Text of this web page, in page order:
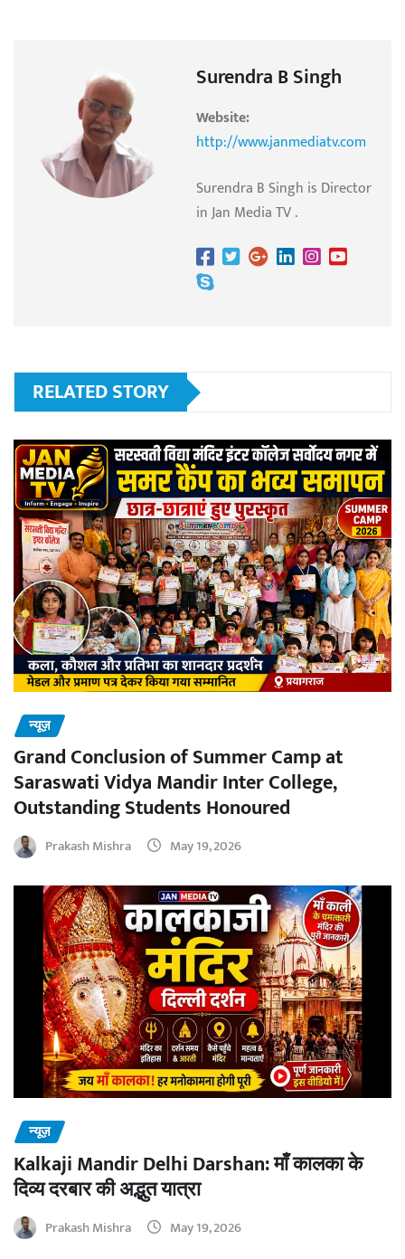
Surendra B Singh
Website:
http://www.janmediatv.com
Surendra B Singh is Director
in Jan Media TV .
RELATED STORY
न्यूज़
Grand Conclusion of Summer Camp at
Saraswati Vidya Mandir Inter College,
Outstanding Students Honoured
Prakash Mishra May 19, 2026
न्यूज़
Kalkaji Mandir Delhi Darshan: माँ कालका के
दिव्य दरबार की अद्भुत यात्रा
Prakash Mishra May 19, 2026